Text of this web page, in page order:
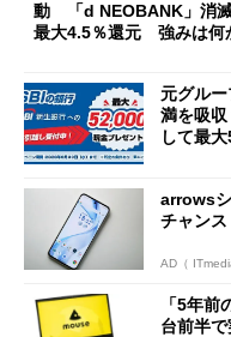
動 「d NEOBANK」消滅
最大4.5％還元 強みは何
元グル
満を吸
して最
arrows
チャン
AD（
「5年
台前半